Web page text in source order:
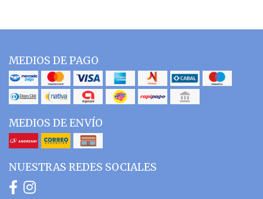
MEDIOS DE PAGO
MEDIOS DE ENVÍO
NUESTRAS REDES SOCIALES